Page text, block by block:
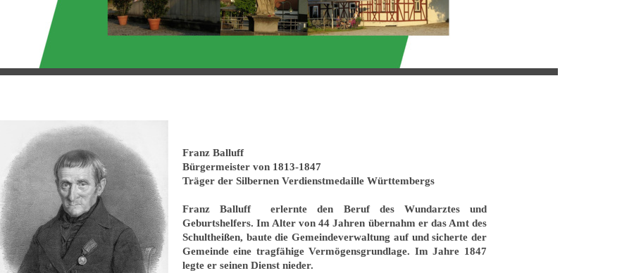
Franz Balluff
Bürgermeister von 1813-1847
Träger der Silbernen Verdienstmedaille Württembergs
Franz Balluff erlernte den Beruf des Wundarztes und
Geburtshelfers. Im Alter von 44 Jahren übernahm er das Amt des
Schultheißen, baute die Gemeindeverwaltung auf und sicherte der
Gemeinde eine tragfähige Vermögensgrundlage. Im Jahre 1847
legte er seinen Dienst nieder.